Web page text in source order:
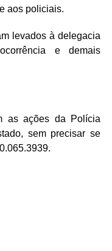
aos policiais.
levados à delegacia
e demais
as ações da Polícia
sem precisar se